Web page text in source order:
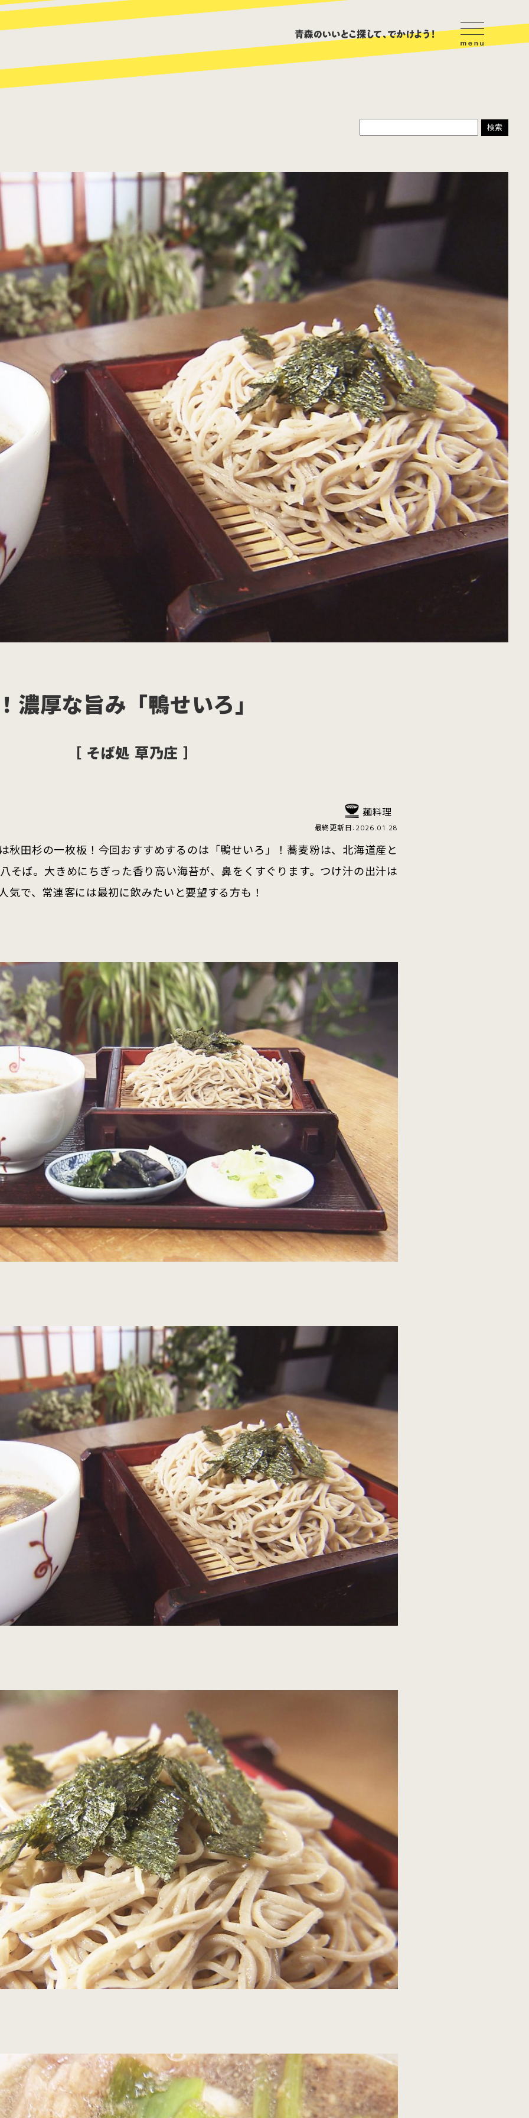
パスタ 寿司 スイーツ ハンバーガー
すべてのカテゴリをみる
る市 弘前市 黒石市 平川市 むつ市 十和田市
すべてのエリアをみる
お問い合わせ 公式Instagram 公式X
濃厚な旨み「鴨せいろ」
［ そば処 草乃庄 ］
麺料理
最終更新日:2026.01.28
秋田杉の一枚板！今回おすすめするのは「鴨せいろ」！蕎麦粉は、北海道産と
そば。大きめにちぎった香り高い海苔が、鼻をくすぐります。つけ汁の出汁は
気で、常連客には最初に飲みたいと要望する方も！